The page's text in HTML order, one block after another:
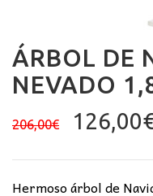
ÁRBOL DE
NEVADO
206,00€
El
original
era:
126,00
Hermoso árbol de